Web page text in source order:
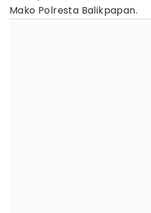
Mako Polresta Balikpapan.